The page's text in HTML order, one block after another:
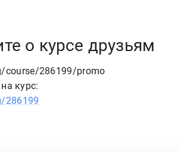
о курсе друзьям
course/286199/promo
курс:
286199